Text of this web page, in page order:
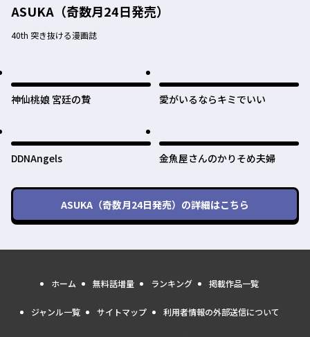
ASUKA（奇数月24日発売）
40th 突き抜ける漫画誌
神仙桃娘 宮廷の贄 愛がいるならキミでいい
DDNAngels 金魚屋さんのかりそめ夫婦
ASUKA（奇数月24日発売） の詳細はこちら
ホーム 無料話増量 ランキング 掲載作品一覧
ジャンル一覧 サイトマップ 利用者情報の外部送信について